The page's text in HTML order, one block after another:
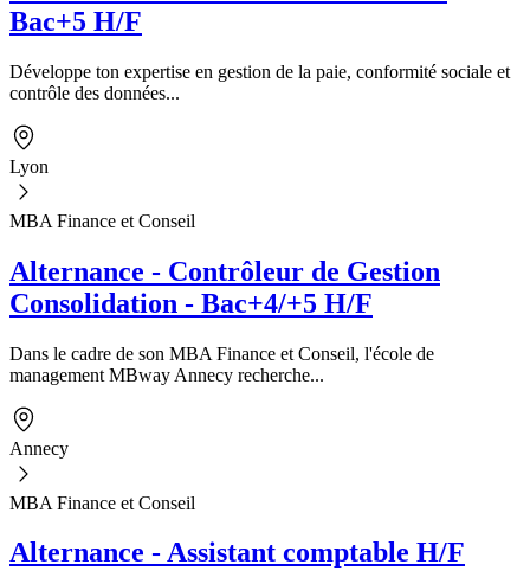
Bac+5 H/F
Développe ton expertise en gestion de la paie, conformité sociale et
contrôle des données...
Lyon
MBA Finance et Conseil
Alternance - Contrôleur de Gestion
Consolidation - Bac+4/+5 H/F
Dans le cadre de son MBA Finance et Conseil, l'école de
management MBway Annecy recherche...
Annecy
MBA Finance et Conseil
Alternance - Assistant comptable H/F